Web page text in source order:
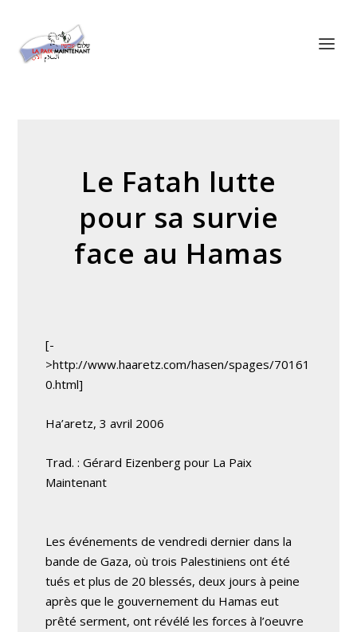
Le Fatah lutte
pour sa survie
face au Hamas
[-
>http://www.haaretz.com/hasen/spages/70161
0.html]
Ha’aretz, 3 avril 2006
Trad. : Gérard Eizenberg pour La Paix
Maintenant
Les événements de vendredi dernier dans la
bande de Gaza, où trois Palestiniens ont été
tués et plus de 20 blessés, deux jours à peine
après que le gouvernement du Hamas eut
prêté serment, ont révélé les forces à l’oeuvre